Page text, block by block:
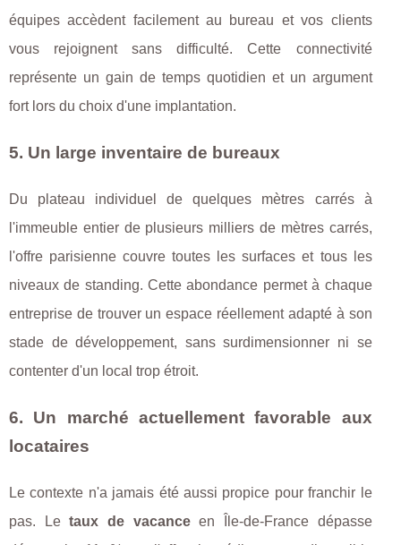
équipes accèdent facilement au bureau et vos clients
vous rejoignent sans difficulté. Cette connectivité
représente un gain de temps quotidien et un argument
fort lors du choix d'une implantation.
5. Un large inventaire de bureaux
Du plateau individuel de quelques mètres carrés à
l'immeuble entier de plusieurs milliers de mètres carrés,
l'offre parisienne couvre toutes les surfaces et tous les
niveaux de standing. Cette abondance permet à chaque
entreprise de trouver un espace réellement adapté à son
stade de développement, sans surdimensionner ni se
contenter d'un local trop étroit.
6. Un marché actuellement favorable aux
locataires
Le contexte n'a jamais été aussi propice pour franchir le
pas. Letaux de vacanceen Île-de-France dépasse